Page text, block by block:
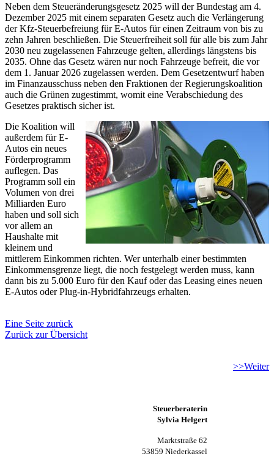
Neben dem Steueränderungsgesetz 2025 will der Bundestag am 4.
Dezember 2025 mit einem separaten Gesetz auch die Verlängerung
der Kfz-Steuerbefreiung für E-Autos für einen Zeitraum von bis zu
zehn Jahren beschließen. Die Steuerfreiheit soll für alle bis zum Jahr
2030 neu zugelassenen Fahrzeuge gelten, allerdings längstens bis
2035. Ohne das Gesetz wären nur noch Fahrzeuge befreit, die vor
dem 1. Januar 2026 zugelassen werden. Dem Gesetzentwurf haben
im Finanzausschuss neben den Fraktionen der Regierungskoalition
auch die Grünen zugestimmt, womit eine Verabschiedung des
Gesetzes praktisch sicher ist.
Die Koalition will
außerdem für E-
Autos ein neues
Förderprogramm
auflegen. Das
Programm soll ein
Volumen von drei
Milliarden Euro
haben und soll sich
vor allem an
Haushalte mit
kleinem und
mittlerem Einkommen richten. Wer unterhalb einer bestimmten
Einkommensgrenze liegt, die noch festgelegt werden muss, kann
dann bis zu 5.000 Euro für den Kauf oder das Leasing eines neuen
E-Autos oder Plug-in-Hybridfahrzeugs erhalten.
Eine Seite zurück
Zurück zur Übersicht
>>Weiter
Steuerberaterin
Sylvia Helgert
Marktstraße 62
53859 Niederkassel